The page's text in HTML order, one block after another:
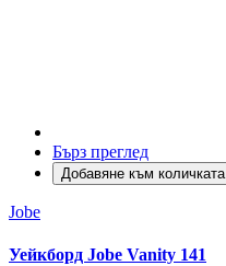
Бърз преглед
Добавяне към количката
Jobe
Уейкборд Jobe Vanity 141